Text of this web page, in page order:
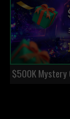
$500K